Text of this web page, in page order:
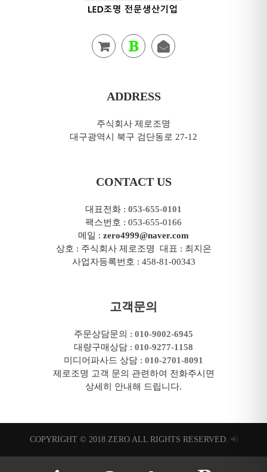
ADDRESS
주식회사 제로조명
대구광역시 북구 검단동로 27-12
CONTACT US
대표전화 : 053-655-0101
팩스번호 : 053-655-0166
메일 : zero4999@naver.com
상호 : 주식회사 제로조명 대표 : 최지은
사업자등록번호 : 458-81-00343
고객문의
주문상담문의 : 010-9002-6945
대량구매상담 : 010-9277-1158
미디어파사드 상담 : 010-2701-8091
제로조명 고객 문의 관련하여 전화주시면
상세히 안내해 드립니다.
COPYRIGHT © 2018 ZERO ALL RIGHTS RESERVED.